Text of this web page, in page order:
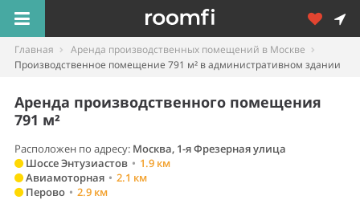
Главная
Аренда производственных помещений в Москве
Производственное помещение 791 м² в административном здании
Аренда производственного помещения
791 м²
Расположен по адресу: Москва, 1-я Фрезерная улица
Шоссе Энтузиастов • 1.9 км
Авиамоторная • 2.1 км
Перово • 2.9 км